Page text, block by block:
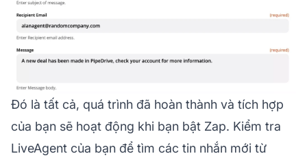
Đó là tất cả, quá trình đã hoàn thành và tích hợp
của bạn sẽ hoạt động khi bạn bật Zap. Kiểm tra
LiveAgent của bạn để tìm các tin nhắn mới từ